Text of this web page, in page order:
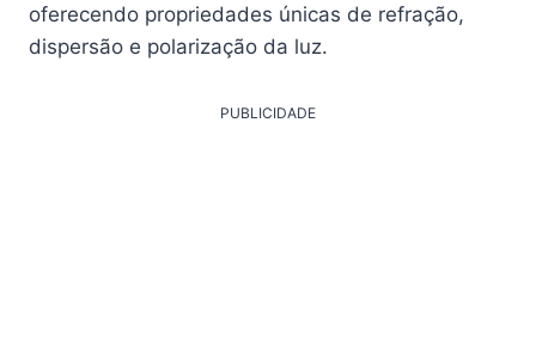
oferecendo propriedades únicas de refração,
dispersão e polarização da luz.
PUBLICIDADE